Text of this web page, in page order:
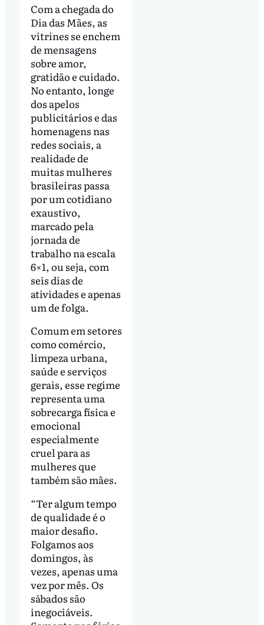
Com a chegada do
Dia das Mães, as
vitrines se enchem
de mensagens
sobre amor,
gratidão e cuidado.
No entanto, longe
dos apelos
publicitários e das
homenagens nas
redes sociais, a
realidade de
muitas mulheres
brasileiras passa
por um cotidiano
exaustivo,
marcado pela
jornada de
trabalho na escala
6×1, ou seja, com
seis dias de
atividades e apenas
um de folga.
Comum em setores
como comércio,
limpeza urbana,
saúde e serviços
gerais, esse regime
representa uma
sobrecarga física e
emocional
especialmente
cruel para as
mulheres que
também são mães.
“Ter algum tempo
de qualidade é o
maior desafio.
Folgamos aos
domingos, às
vezes, apenas uma
vez por mês. Os
sábados são
inegociáveis.